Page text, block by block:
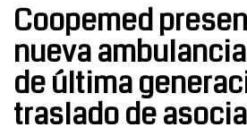
Coopemed
nueva
de última
traslado de